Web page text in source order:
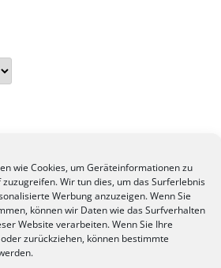
wie Cookies, um Geräteinformationen zu
Wir tun dies, um das Surferlebnis
Werbung anzuzeigen. Wenn Sie
können wir Daten wie das Surfverhalten
Website verarbeiten. Wenn Sie Ihre
zurückziehen, können bestimmte